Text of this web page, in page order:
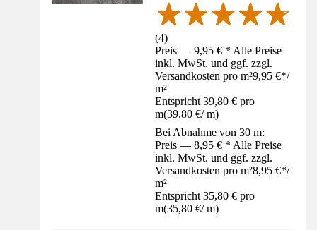
(4)
Preis — 9,95 € * Alle Preise
inkl. MwSt. und ggf. zzgl.
Versandkosten pro m²9,95 €*/
m²
Entspricht 39,80 € pro
m(39,80 €/ m)
Bei Abnahme von 30 m:
Preis — 8,95 € * Alle Preise
inkl. MwSt. und ggf. zzgl.
Versandkosten pro m²8,95 €*/
m²
Entspricht 35,80 € pro
m(35,80 €/ m)